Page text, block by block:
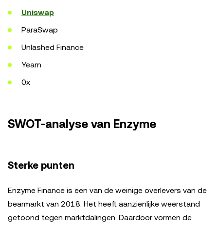
Uniswap
ParaSwap
Unlashed Finance
Yearn
0x
SWOT-analyse van Enzyme
Sterke punten
Enzyme Finance is een van de weinige overlevers van de
bearmarkt van 2018. Het heeft aanzienlijke weerstand
getoond tegen marktdalingen. Daardoor vormen de